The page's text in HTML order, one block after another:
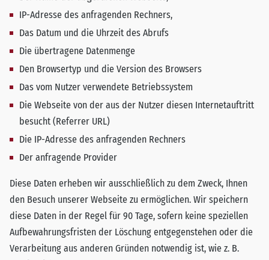
IP-Adresse des anfragenden Rechners,
Das Datum und die Uhrzeit des Abrufs
Die übertragene Datenmenge
Den Browsertyp und die Version des Browsers
Das vom Nutzer verwendete Betriebssystem
Die Webseite von der aus der Nutzer diesen Internetauftritt
besucht (Referrer URL)
Die IP-Adresse des anfragenden Rechners
Der anfragende Provider
Diese Daten erheben wir ausschließlich zu dem Zweck, Ihnen
den Besuch unserer Webseite zu ermöglichen. Wir speichern
diese Daten in der Regel für 90 Tage, sofern keine speziellen
Aufbewahrungsfristen der Löschung entgegenstehen oder die
Verarbeitung aus anderen Gründen notwendig ist, wie z. B.